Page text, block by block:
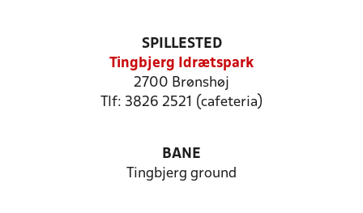
SPILLESTED
Tingbjerg Idrætspark
2700 Brønshøj
Tlf: 3826 2521 (cafeteria)
BANE
Tingbjerg ground